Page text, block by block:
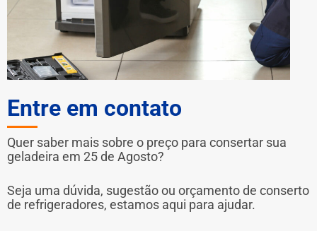
Entre em contato
Quer saber mais sobre o preço para consertar sua
geladeira em 25 de Agosto?
Seja uma dúvida, sugestão ou orçamento de conserto
de refrigeradores, estamos aqui para ajudar.